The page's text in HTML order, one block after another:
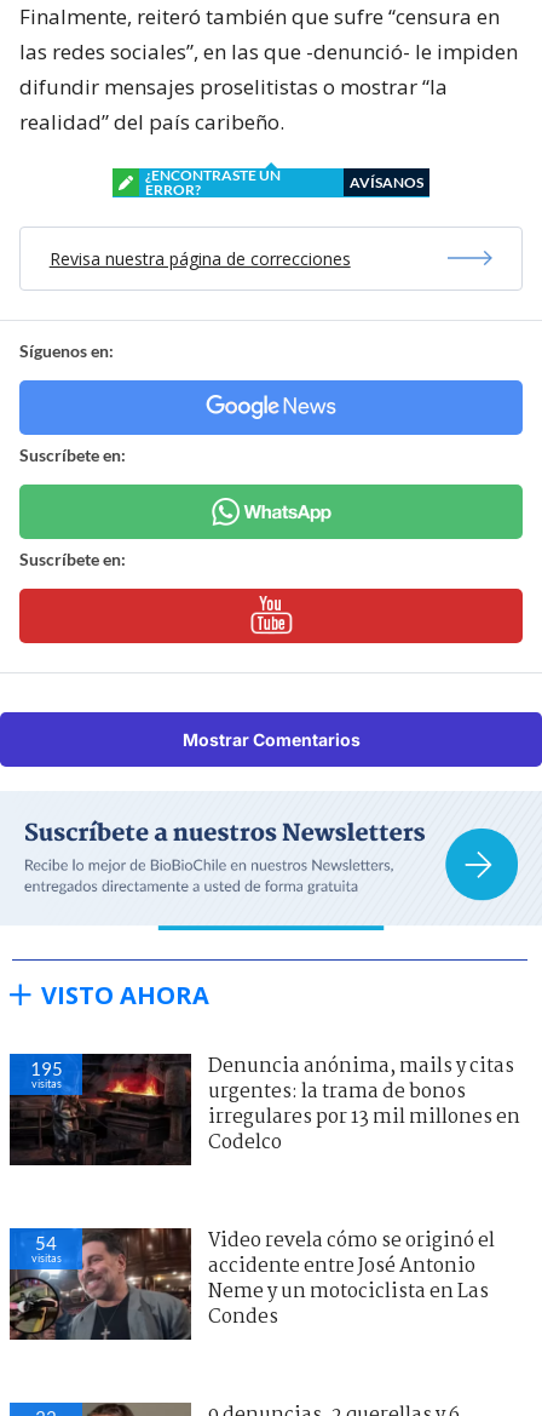
Finalmente, reiteró también que sufre “censura en
las redes sociales”, en las que -denunció- le impiden
difundir mensajes proselitistas o mostrar “la
realidad” del país caribeño.
¿ENCONTRASTE UN
ERROR?
AVÍSANOS
Revisa nuestra página de correcciones
Síguenos en:
Suscríbete en:
Suscríbete en:
Mostrar Comentarios
VISTO AHORA
195
visitas
Denuncia anónima, mails y citas
urgentes: la trama de bonos
irregulares por 13 mil millones en
Codelco
54
visitas
Video revela cómo se originó el
accidente entre José Antonio
Neme y un motociclista en Las
Condes